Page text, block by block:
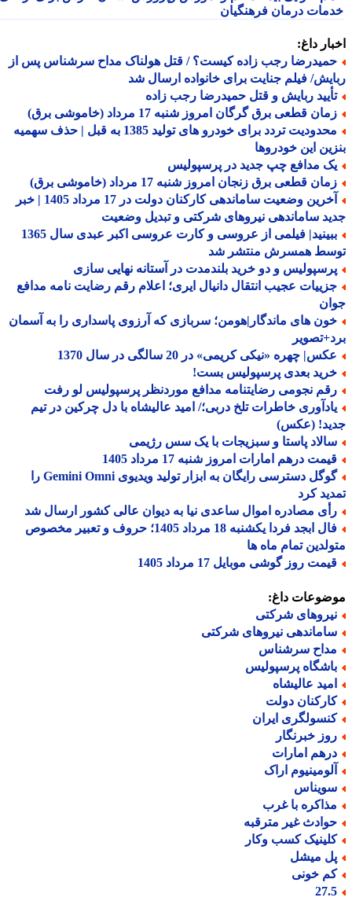
درمان فرهنگیان
داغ:
رجب زاده کیست؟ / قتل هولناک مداح سرشناس پس از
فیلم جنایت برای خانواده ارسال شد
ربایش و قتل حمیدرضا رجب زاده
قطعی برق گرگان امروز شنبه 17 مرداد (خاموشی برق)
محدودیت تردد برای خودرو های تولید 1385 به قبل | حذف سهمیه
این خودروها
مدافع چپ جدید در پرسپولیس
قطعی برق زنجان امروز شنبه 17 مرداد (خاموشی برق)
آخرین وضعیت ساماندهی کارکنان دولت در 17 مرداد 1405 | خبر
ساماندهی نیروهای شرکتی و تبدیل وضعیت
ببینید| فیلمی از عروسی و کارت عروسی اکبر عبدی سال 1365
همسرش منتشر شد
و دو خرید بلندمدت در آستانه نهایی سازی
عجیب انتقال دانیال ایری؛ اعلام رقم رضایت نامه مدافع
های ماندگار|هومن؛ سربازی که آرزوی پاسداری را به آسمان
چهره «نیکی کریمی» در 20 سالگی در سال 1370
بعدی پرسپولیس بست!
نجومی رضایتنامه مدافع موردنظر پرسپولیس لو رفت
خاطرات تلخ دربی؛/ امید عالیشاه با دل چرکین در تیم
(عکس)
پاستا و سبزیجات با یک سس رژیمی
درهم امارات امروز شنبه 17 مرداد 1405
گوگل دسترسی رایگان به ابزار تولید ویدیوی Gemini Omni را
کرد
مصادره اموال ساعدی نیا به دیوان عالی کشور ارسال شد
فال ابجد فردا یکشنبه 18 مرداد 1405؛ حروف و تعبیر مخصوص
تمام ماه ها
روز گوشی موبایل 17 مرداد 1405
داغ:
شرکتی
نیروهای شرکتی
سرشناس
پرسپولیس
عالیشاه
دولت
ایران
خبرنگار
امارات
اراک
با غرب
غیر مترقبه
کسب وکار
میشل
خونی